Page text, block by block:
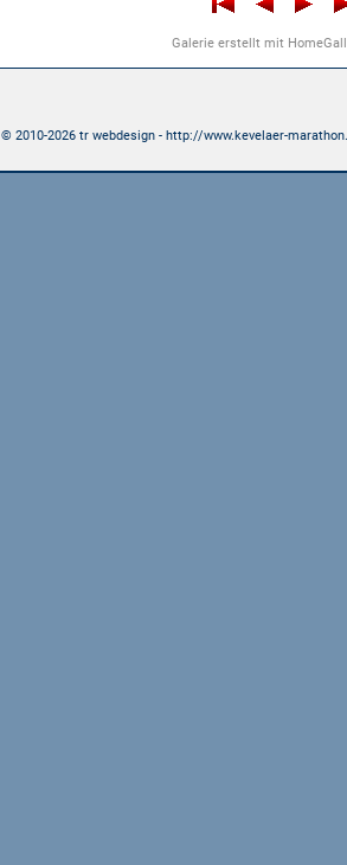
Galerie erstellt mit
© 2010-2026 tr webdesign - http://www.kevelaer-